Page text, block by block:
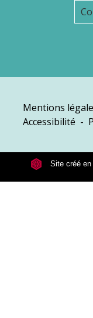
Mentions
Accessibilité -
Site créé